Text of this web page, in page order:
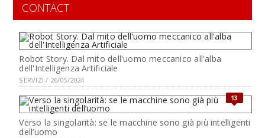
CONTACT
Robot Story. Dal mito dell'uomo meccanico all'alba
dell'Intelligenza Artificiale
SERVIZI / 26/05/2024
13
Verso la singolarità: se le macchine sono già più intelligenti
dell’uomo